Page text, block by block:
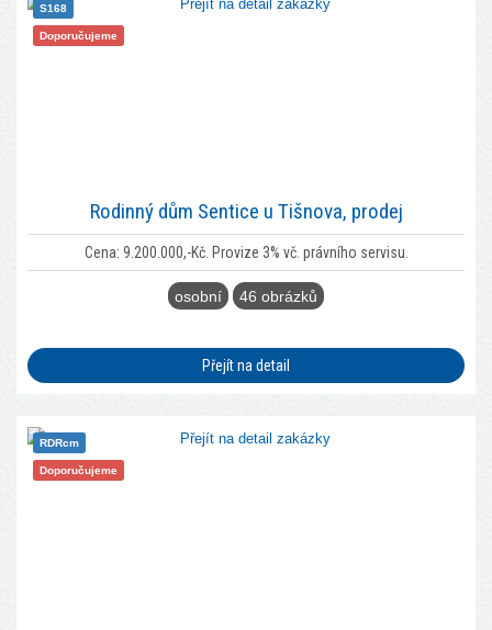
S168
Doporučujeme
Rodinný dům Sentice u Tišnova, prodej
Cena: 9.200.000,-Kč. Provize 3% vč. právního servisu.
osobní 46 obrázků
Přejít na detail
RDRcm
Doporučujeme